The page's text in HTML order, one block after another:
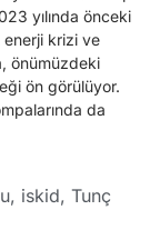
yılında önceki
enerji krizi ve
önümüzdeki
ön görülüyor.
da
, iskid, Tunç